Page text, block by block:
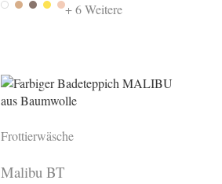
WeissCamel 091
TaupeGold 028
Abricot 018
+ 6 Weitere
Frottierwäsche
Malibu BT